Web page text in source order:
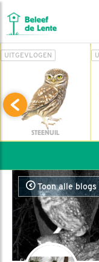
UITGEVLOGEN
STEENUIL
Toon alle blogs